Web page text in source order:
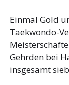
Einmal Gold
Taekwondo-
Gehrden bei
insgesamt